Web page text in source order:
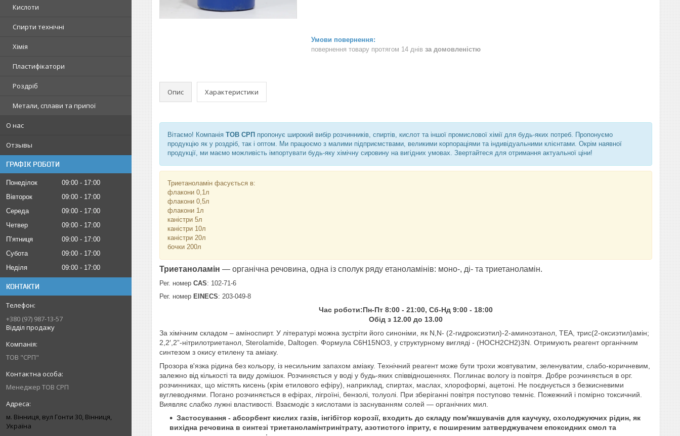
Кислоти
Спирти технічні
Хімія
Пластифікатори
Роздріб
Метали, сплави та припої
О нас
Отзывы
ГРАФІК РОБОТИ
Понеділок 09:00
17:00
Вівторок
09:00
17:00
Середа
09:00
17:00
Четвер
09:00
17:00
Пʼятниця
09:00
17:00
Субота
09:00
17:00
Неділя
09:00 17:00
КОНТАКТИ
+380 (97) 987-13-57
Відділ продажу
ТОВ "СРП"
Менеджер ТОВ СРП
м. Вінниця, вул Гонти 30, Вінниця,
Україна
повернення товару протягом 14 днів за домовленістю
Опис Характеристики
Вітаємо! Компанія ТОВ СРП пропонує широкий вибір розчинників, спиртів, кислот та іншої промислової хімії для будь-яких потреб. Пропонуємо
продукцію як у роздріб, так і оптом. Ми працюємо з малими підприємствами, великими корпораціями та індивідуальними клієнтами. Окрім наявної
продукції, ми маємо можливість імпортувати будь-яку хімічну сировину на вигідних умовах. Звертайтеся для отримання актуальної ціни!
Триетаноламін фасується в:
флакони 0,1л
флакони 0,5л
флакони 1л
каністри 5л
каністри 10л
каністри 20л
бочки 200л
Триетаноламін — органічна речовина, одна із сполук ряду етаноламінів: моно-, ді- та триетаноламін.
Рег. номер CAS: 102-71-6
Рег. номер EINECS: 203-049-8
Час роботи:Пн-Пт 8:00 - 21:00, Сб-Нд 9:00 - 18:00
Обід з 12.00 до 13.00
За хімічним складом – аміноспирт. У літературі можна зустріти його синоніми, як N,N- (2-гидроксиэтил)-2-аминоэтанол, ТЕА, трис(2-оксиэтил)амін;
2,2′,2”-нітрилотриетанол, Sterolamide, Daltogen. Формула C6H15NO3, у структурному вигляді - (HOCH2CH2)3N. Отримують реагент органічним
синтезом з окису етилену та аміаку.
Прозора в'язка рідина без кольору, із несильним запахом аміаку. Технічний реагент може бути трохи жовтуватим, зеленуватим, слабо-коричневим,
залежно від кількості та виду домішок. Розчиняється у воді у будь-яких співвідношеннях. Поглинає вологу із повітря. Добре розчиняється в орг.
розчинниках, що містять кисень (крім етилового ефіру), наприклад, спиртах, маслах, хлороформі, ацетоні. Не поєднується з безкисневими
вуглеводнями. Погано розчиняється в ефірах, лігроїні, бензолі, толуолі. При зберіганні повітря поступово темніє. Пожежний і помірно токсичний.
Виявляє слабко лужні властивості. Взаємодіє з кислотами із заснуванням солей — органічних мил.
Застосування - абсорбент кислих газів, інгібітор корозії, входить до складу пом'якшувачів для каучуку, охолоджуючих рідин, як
вихідна речовина в синтезі триетаноламінтринітрату, азотистого іприту, є поширеним затверджувачем епоксидних смол та